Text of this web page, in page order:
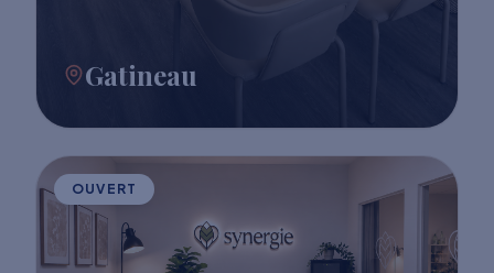
Gatineau
OUVERT